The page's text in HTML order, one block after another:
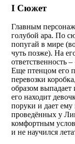
I Сюжет
Главным
голубой ара. По
попугай в мире
чуть позже). На
ответственность
Еще птенцом его
перевозки
образом выпадает
его находит
поруки и дает ему
проведённых у
комфортным
и не научился